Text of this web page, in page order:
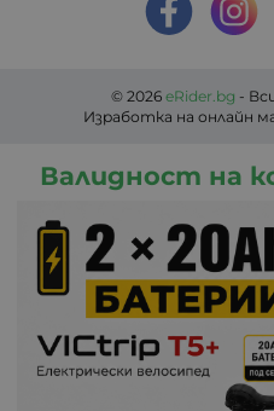
© 2026 eRider.bg -
Изработка на онлайн
Валидност на